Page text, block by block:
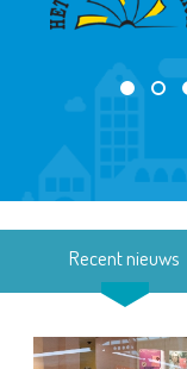
Recent nieuws